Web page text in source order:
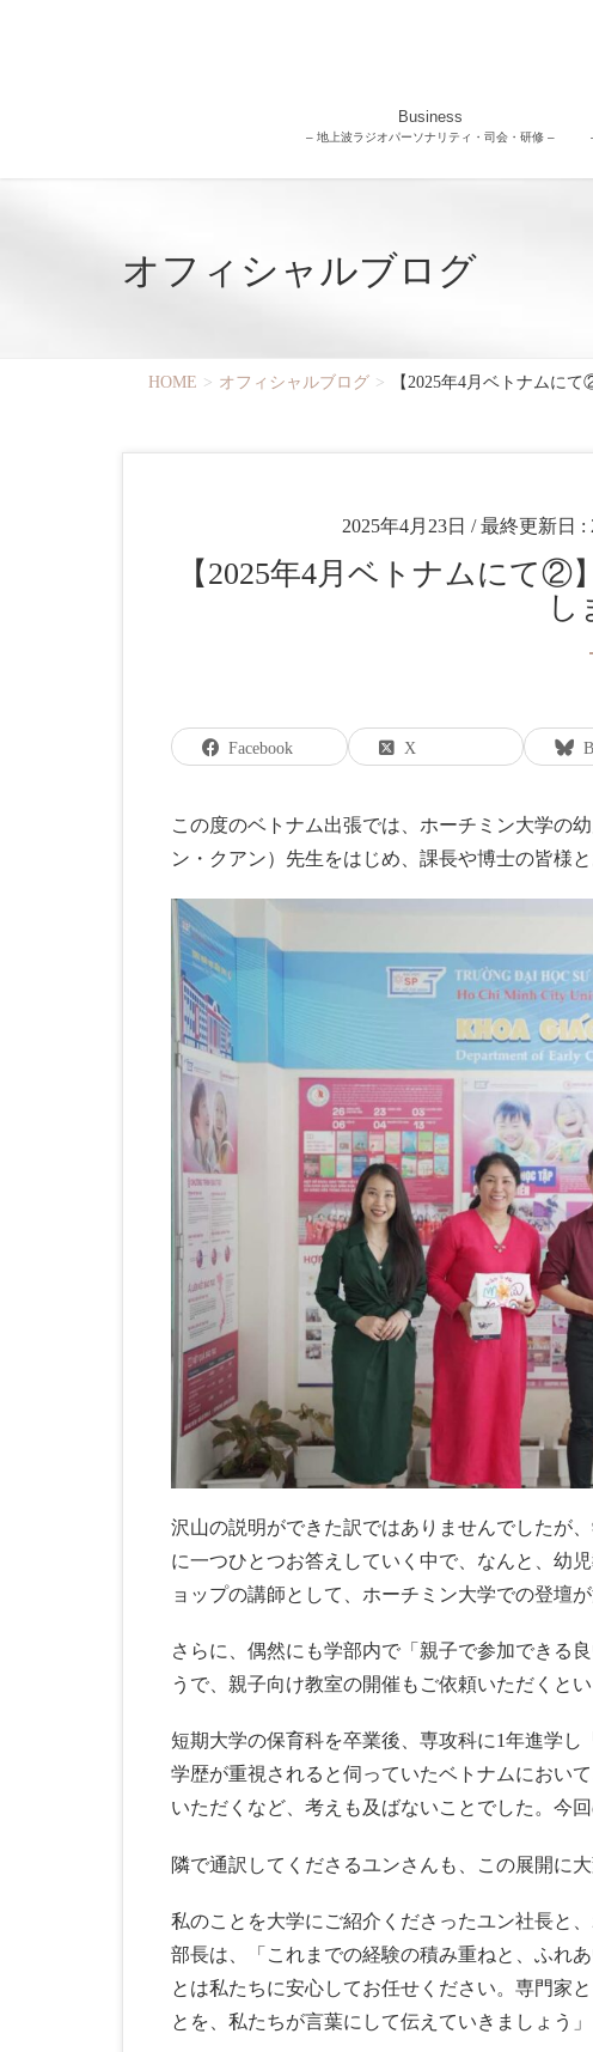
Business
– 地上波ラジオパーソナリティ・司会・研修 –
オフィシャルブログ
HOME オフィシャルブログ 【2025年4月ベトナムに
2025年4月23日 / 最終更新日 :
【2025年4月ベトナムにて②】ホーチミン大学での登壇が決定
し
Facebook X
この度のベトナム出張では、ホーチミン大学の
ン・クアン）先生をはじめ、課長や博士の皆様
沢山の説明ができた訳ではありませんでしたが
に一つひとつお答えしていく中で、なんと、幼
ョップの講師として、ホーチミン大学での登壇が
さらに、偶然にも学部内で「親子で参加できる
うで、親子向け教室の開催もご依頼いただくと
短期大学の保育科を卒業後、専攻科に1年進学し
学歴が重視されると伺っていたベトナムにおい
いただくなど、考えも及ばないことでした。今
隣で通訳してくださるユンさんも、この展開に
私のことを大学にご紹介くださったユン社長と
部長は、「これまでの経験の積み重ねと、ふれ
とは私たちに安心してお任せください。専門家
とを、私たちが言葉にして伝えていきましょう